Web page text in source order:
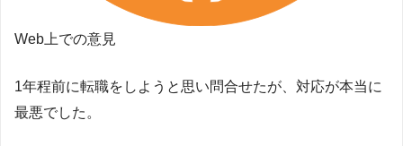
Web上での意見
1年程前に転職をしようと思い問合せたが、対応が本当に
最悪でした。